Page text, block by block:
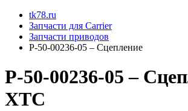
tk78.ru
Запчасти для Carrier
Запчасти приводов
P-50-00236-05 – Сцепление
P-50-00236-05 –
XTC